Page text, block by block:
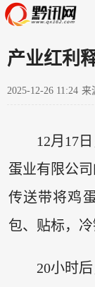
产业红利
2025-12-26 11:24 来
12月17
蛋业有限公
传送带将鸡
包、贴标，冷
20小时